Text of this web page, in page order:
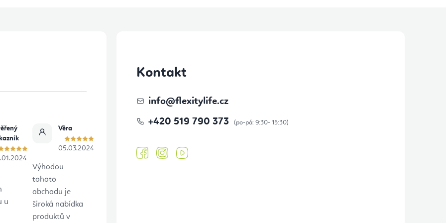
u
Věra
05.03.2024
Výhodou
tohoto
obchodu je
široká nabídka
produktů v
Kontakt
info@flexitylife.cz
+420 519 790 373